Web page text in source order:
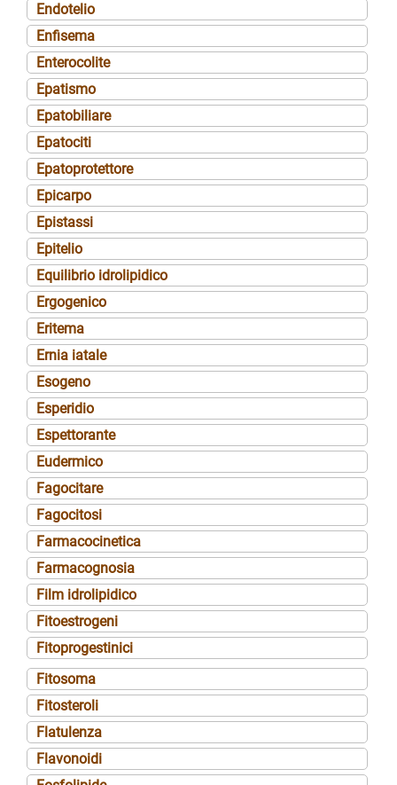
Endotelio
Enfisema
Enterocolite
Epatismo
Epatobiliare
Epatociti
Epatoprotettore
Epicarpo
Epistassi
Epitelio
Equilibrio idrolipidico
Ergogenico
Eritema
Ernia iatale
Esogeno
Esperidio
Espettorante
Eudermico
Fagocitare
Fagocitosi
Farmacocinetica
Farmacognosia
Film idrolipidico
Fitoestrogeni
Fitoprogestinici
Fitosoma
Fitosteroli
Flatulenza
Flavonoidi